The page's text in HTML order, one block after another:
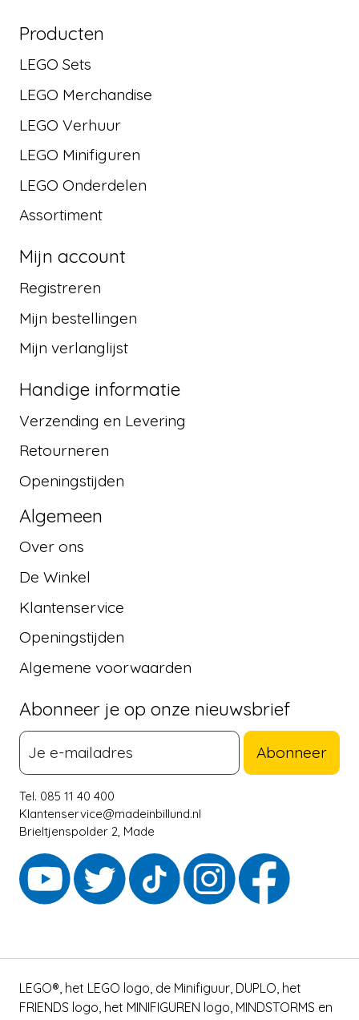
Producten
LEGO Sets
LEGO Merchandise
LEGO Verhuur
LEGO Minifiguren
LEGO Onderdelen
Assortiment
Mijn account
Registreren
Mijn bestellingen
Mijn verlanglijst
Handige informatie
Verzending en Levering
Retourneren
Openingstijden
Algemeen
Over ons
De Winkel
Klantenservice
Openingstijden
Algemene voorwaarden
Abonneer je op onze nieuwsbrief
Abonneer
Tel. 085 11 40 400
Klantenservice@madeinbillund.nl
Brieltjenspolder 2, Made
LEGO®, het LEGO logo, de Minifiguur, DUPLO, het
FRIENDS logo, het MINIFIGUREN logo, MINDSTORMS en